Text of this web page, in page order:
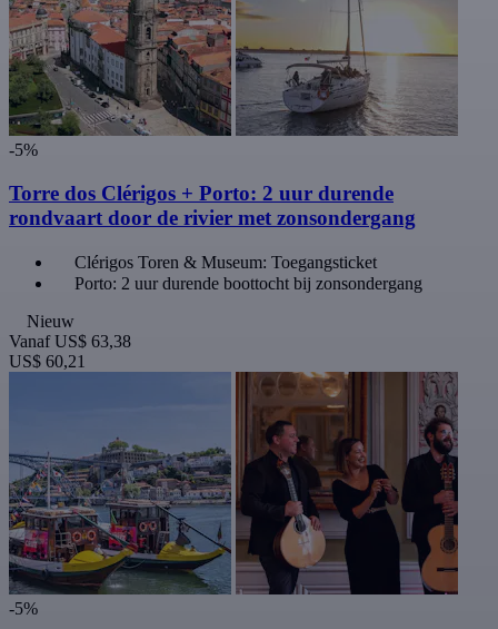
-5%
Torre dos Clérigos + Porto: 2 uur durende
rondvaart door de rivier met zonsondergang
Clérigos Toren & Museum: Toegangsticket
Porto: 2 uur durende boottocht bij zonsondergang
Nieuw
Vanaf US$ 63,38
US$ 60,21
-5%